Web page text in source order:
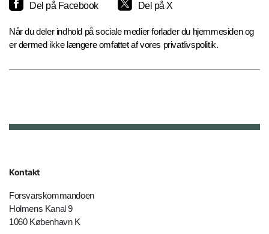
Del på Facebook Del på X
Når du deler indhold på sociale medier forlader du hjemmesiden og
er dermed ikke længere omfattet af vores privatlivspolitik.
Kontakt
Forsvarskommandoen
Holmens Kanal 9
1060 København K